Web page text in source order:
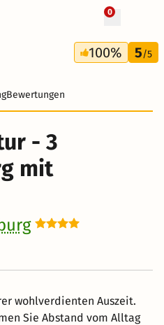
0
3 Tage
177 €
+ 107 Fotos
100% 5/5
Bewertungen
- 3
mit
wohlverdienten Auszeit.
Sie Abstand vom Alltag